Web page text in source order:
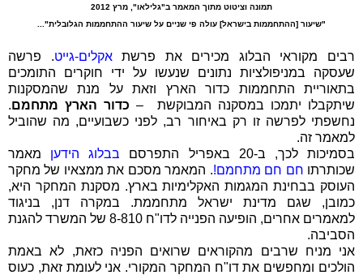
תמונה וציטוט מתוך המאמר ב"גלילאו", מרץ 2012
"שיעור [ההתחממות בישראל] עולה פי שניים על שיעור ההתחממות הגלובלית"...
רבים מקוראי הבלוג מכירים את פרשתאקלים-גייט. פרשה
שעסקה במניפולציות נתונים שנעשו על ידי חוקרים התומכים
בתאוריית התחממות כדור הארץ וזאת על מנת שהמסקנות
שיתקבלו יתמכו במסקנה המבוקשת – כדור הארץ מתחמם.
נחשפתי לפרשה זו רק באיחור רב, לפני כשבועיים, מה שהוביל
למאמר זה.
בסמיכות לכך, ב-20 באפריל התפרסם
בבלוג הידען
מאמר
שכותרתו חם חם מתחמם!. המאמר מסכם את ממצאיו של מחקר
העוסק בבחינת המגמות האקלימיות בארץ. מסקנת המחקר היא,
כמובן, שגם מדינת ישראל מתחממת. במקרה דנן, בניגוד
למאמרים אחרים, הופיעה הפנייה לדו"ח 8-810 של המשרד להגנת
הסביבה.
אני מניח שרבים מהקוראים שרואים הפניה כזאת, לא באמת
הולכים ומחפשים את דו"ח המחקר המקורי. אני לעומת זאת, כעוס